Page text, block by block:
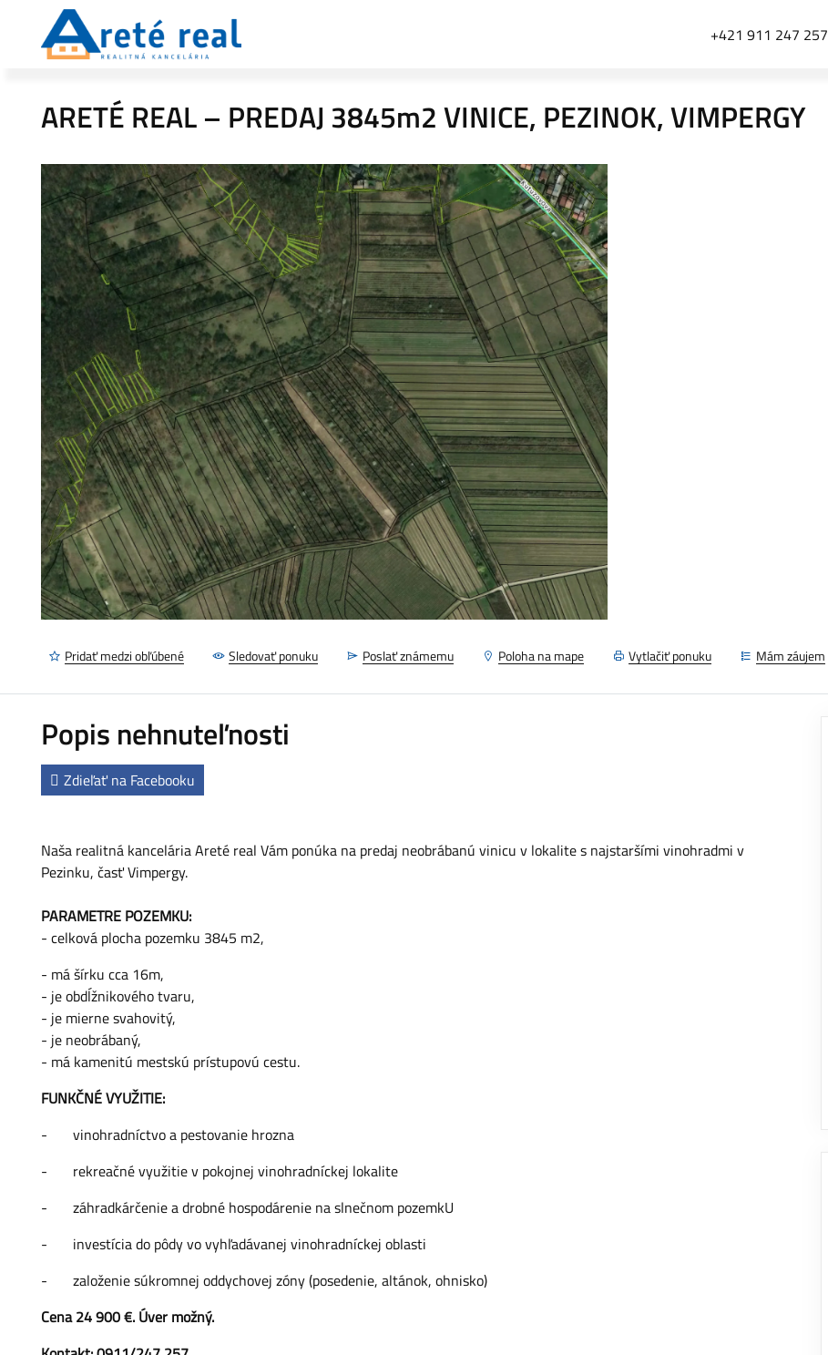
+421 911 247 257
ARETÉ REAL – PREDAJ 3845m2 VINICE, PEZINOK, VIMPERGY
Pridať medzi obľúbené Sledovať ponuku Poslať známemu Poloha na mape Vytlačiť ponuku Mám záujem
Popis nehnuteľnosti
Zdieľať na Facebooku
Naša realitná kancelária Areté real Vám ponúka na predaj neobrábanú vinicu v lokalite s najstaršími vinohradmi v
Pezinku, časť Vimpergy.
PARAMETRE POZEMKU:
- celková plocha pozemku 3845 m2,
- má šírku cca 16m,
- je obdĺžnikového tvaru,
- je mierne svahovitý,
- je neobrábaný,
- má kamenitú mestskú prístupovú cestu.
FUNKČNÉ VYUŽITIE:
- vinohradníctvo a pestovanie hrozna
- rekreačné využitie v pokojnej vinohradníckej lokalite
- záhradkárčenie a drobné hospodárenie na slnečnom pozemkU
- investícia do pôdy vo vyhľadávanej vinohradníckej oblasti
- založenie súkromnej oddychovej zóny (posedenie, altánok, ohnisko)
Cena 24 900 €. Úver možný.